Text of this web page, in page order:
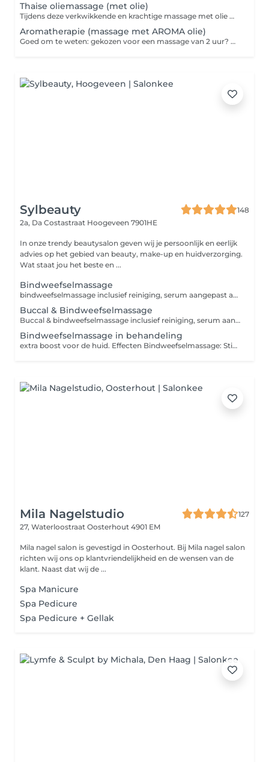
Thaise oliemassage (met olie)
Tijdens deze verkwikkende en krachtige massage met olie wordt je lichaam in verschillende yogahoudingen gebracht terwijl druk wordt uitgeoefend op verschillende reflexpunten. Deze massage zorgt voor ontspanning en energie en helpt vastzittende gewrichten los te maken en spierspanning te verlichten. Goed om te weten: gekozen voor een massage van 2 uur? Dan krijg je ook een warme kruidenstempelmassage erbij. Stempelmassages worden al honderden jaren gegeven en staan bekend om hun vermogen je spieren te helpen ontspannen en je lichaam te detoxen. Je wordt gemasseerd met verwarmde linnen zakjes, gevuld met speciaal geselecteerde kruiden. Dit zorgt voor ontspanning terwijl tegelijkertijd ook de bloedsomloop wordt gestimuleerd om afvalstoffen gemakkelijker te laten afvoeren. Onze massages zijn gebaseerd op manual therapy: een hands-on behandelwijze die zich richt op het verlichten van spierspanning, verbeteren van de mobiliteit en het stimuleren van herstel.
Aromatherapie (massage met AROMA olie)
Goed om te weten: gekozen voor een massage van 2 uur? Dan krijg je ook een warme kruidenstempelmassage erbij. Dit is een heerlijk ontspannende massage waarbij je met essentiële oliën wordt gemasseerd. Deze oliën hebben een heilzame werking op lichaam en geest. Het doel van deze massage is om stress en spanning los te laten. Onze massages zijn gebaseerd op manual therapy: een hands-on behandelwijze die zich richt op het verlichten van spierspanning, verbeteren van de mobiliteit en het stimuleren van herstel.
Sylbeauty
148
2a, Da Costastraat Hoogeveen 7901HE
In onze trendy beautysalon geven wij je persoonlijk en eerlijk
advies op het gebied van beauty, make-up en huidverzorging.
Wat staat jou het beste en ...
Bindweefselmassage
bindweefselmassage inclusief reiniging, serum aangepast aan de huidbehoefte, dagverzorging, oogverzorging Effecten Bindweefselmassage: Stimuleren van de doorbloeding en zuurstof boost voor de huid met als resultaat een gezonde glow Verjongen van de huidstructuur Rimpelvermindering Reduceren van stress en opheffen van onderhuidse verklevingen Verstevigen en aanmaak van bindweefsel Preventief op huidveroudering
Buccal & Bindweefselmassage
Buccal & bindweefselmassage inclusief reiniging, serum aangepast aan de huidbehoefte, dagverzorging, oogverzorging Effecten Buccal & Bindweefselmassage: Stimuleren van de doorbloeding en zuurstof boost voor de huid met als resultaat een gezonde glow Verjongen van de huidstructuur Rimpelvermindering Reduceren van stress en opheffen van onderhuidse verklevingen Verstevigen en aanmaak van bindweefsel Preventief op huidveroudering
Bindweefselmassage in behandeling
extra boost voor de huid. Effecten Bindweefselmassage: Stimuleren van de doorbloeding en zuurstof boost voor de huid met als resultaat een gezonde glow Verjongen van de huidstructuur Rimpelvermindering Reduceren van stress en opheffen van onderhuidse verklevingen Verstevigen en aanmaak van bindweefsel Preventief op huidveroudering
Mila Nagelstudio
127
27, Waterloostraat Oosterhout 4901 EM
Mila nagel salon is gevestigd in Oosterhout. Bij Mila nagel salon
richten wij ons op klantvriendelijkheid en de wensen van de
klant. Naast dat wij de ...
Spa Manicure
Spa Pedicure
Spa Pedicure + Gellak